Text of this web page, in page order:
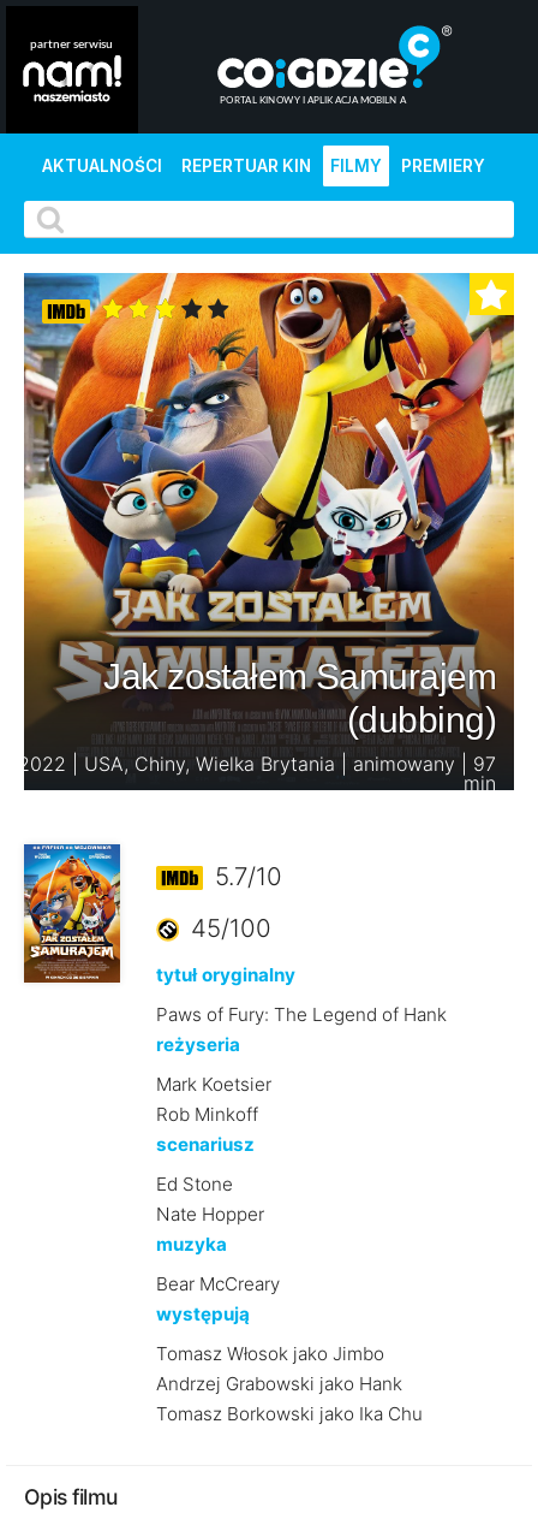
AKTUALNOŚCI REPERTUAR KIN FILMY PREMIERY
Jak zostałem Samurajem
(dubbing)
2022 | USA, Chiny, Wielka Brytania | animowany | 97
min
5.7/10
45/100
tytuł oryginalny
Paws of Fury: The Legend of Hank
reżyseria
Mark Koetsier
Rob Minkoff
scenariusz
Ed Stone
Nate Hopper
muzyka
Bear McCreary
występują
Tomasz Włosok jako Jimbo
Andrzej Grabowski jako Hank
Tomasz Borkowski jako Ika Chu
Opis filmu